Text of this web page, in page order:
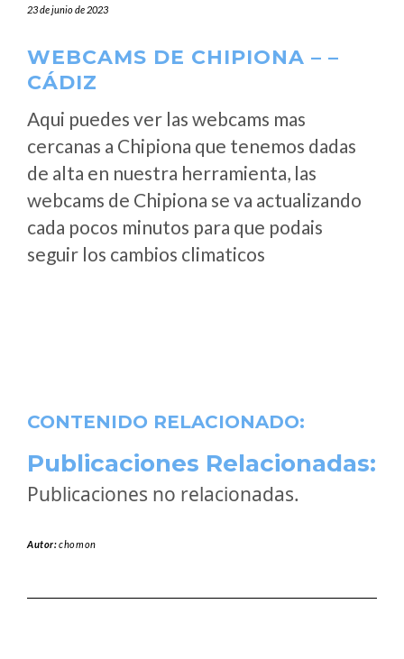
23 de junio de 2023
WEBCAMS DE CHIPIONA – –
CÁDIZ
Aqui puedes ver las webcams mas
cercanas a Chipiona que tenemos dadas
de alta en nuestra herramienta, las
webcams de Chipiona se va actualizando
cada pocos minutos para que podais
seguir los cambios climaticos
CONTENIDO RELACIONADO:
Publicaciones Relacionadas:
Publicaciones no relacionadas.
Autor:chomon